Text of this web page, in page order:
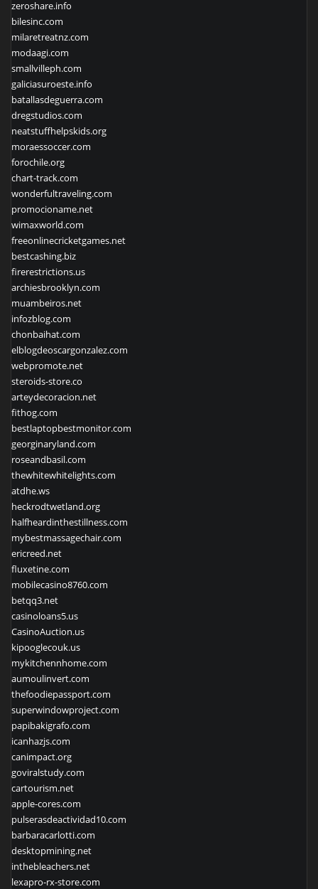
zeroshare.info
bilesinc.com
milaretreatnz.com
modaagi.com
smallvilleph.com
galiciasuroeste.info
batallasdeguerra.com
dregstudios.com
neatstuffhelpskids.org
moraessoccer.com
forochile.org
chart-track.com
wonderfultraveling.com
promocioname.net
wimaxworld.com
freeonlinecricketgames.net
bestcashing.biz
firerestrictions.us
archiesbrooklyn.com
muambeiros.net
infozblog.com
chonbaihat.com
elblogdeoscargonzalez.com
webpromote.net
steroids-store.co
arteydecoracion.net
fithog.com
bestlaptopbestmonitor.com
georginaryland.com
roseandbasil.com
thewhitewhitelights.com
atdhe.ws
heckrodtwetland.org
halfheardinthestillness.com
mybestmassagechair.com
ericreed.net
fluxetine.com
mobilecasino8760.com
betqq3.net
casinoloans5.us
CasinoAuction.us
kipooglecouk.us
mykitchennhome.com
aumoulinvert.com
thefoodiepassport.com
superwindowproject.com
papibakigrafo.com
icanhazjs.com
canimpact.org
goviralstudy.com
cartourism.net
apple-cores.com
pulserasdeactividad10.com
barbaracarlotti.com
desktopmining.net
inthebleachers.net
lexapro-rx-store.com